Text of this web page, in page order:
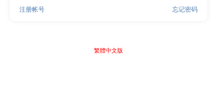
忘记密码
注册帐号
繁體中文版